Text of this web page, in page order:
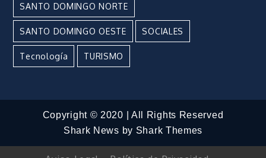
SANTO DOMINGO NORTE
SANTO DOMINGO OESTE SOCIALES
Tecnología TURISMO
Copyright © 2020 | All Rights Reserved
Shark News by Shark Themes